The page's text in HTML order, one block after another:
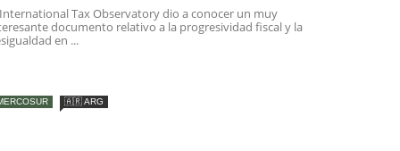
Tax Observatory dio a conocer un muy
documento relativo a la progresividad fiscal y la
en ...
🇦🇷 ARG